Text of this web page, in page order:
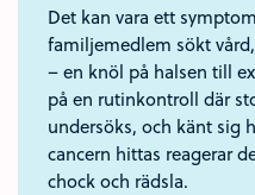
Det kan vara ett
familjemedlem sökt
– en knöl på halsen till
på en rutinkontroll där
undersöks, och känt sig
cancern hittas reagerar
chock och rädsla.